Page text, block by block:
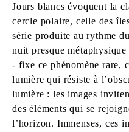
Jours blancs évoquent la
cercle polaire, celle des
série produite au rythme
nuit presque
- fixe ce phénomène rare,
lumière qui résiste à
lumière : les images
des éléments qui se
l’horizon. Immenses, ces